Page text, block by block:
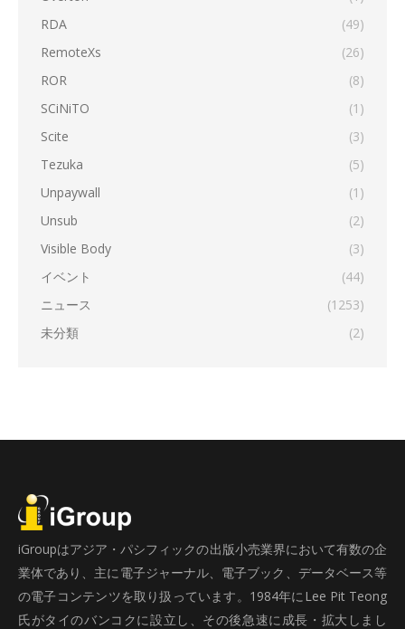
RDA
(49)
RemoteXs
(26)
ROR
(8)
SCiNiTO
(1)
Scite
(3)
Tezuka
(5)
Unpaywall
(1)
Unsub
(2)
Visible Body
(3)
イベント
(44)
ニュース
(1253)
未分類
(2)
iGroupはアジア・パシフィックの出版小売業界において有数の企
業体であり、主に電子ジャーナル、電子ブック、データベース等
の電子コンテンツを取り扱っています。1984年にLee Pit Teong
氏がタイのバンコクに設立し、その後急速に成長・拡大しまし